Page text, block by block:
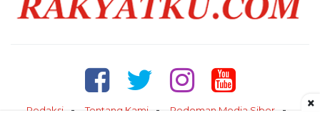
Redaksi Tentang Kami
Pedoman Media Siber
×